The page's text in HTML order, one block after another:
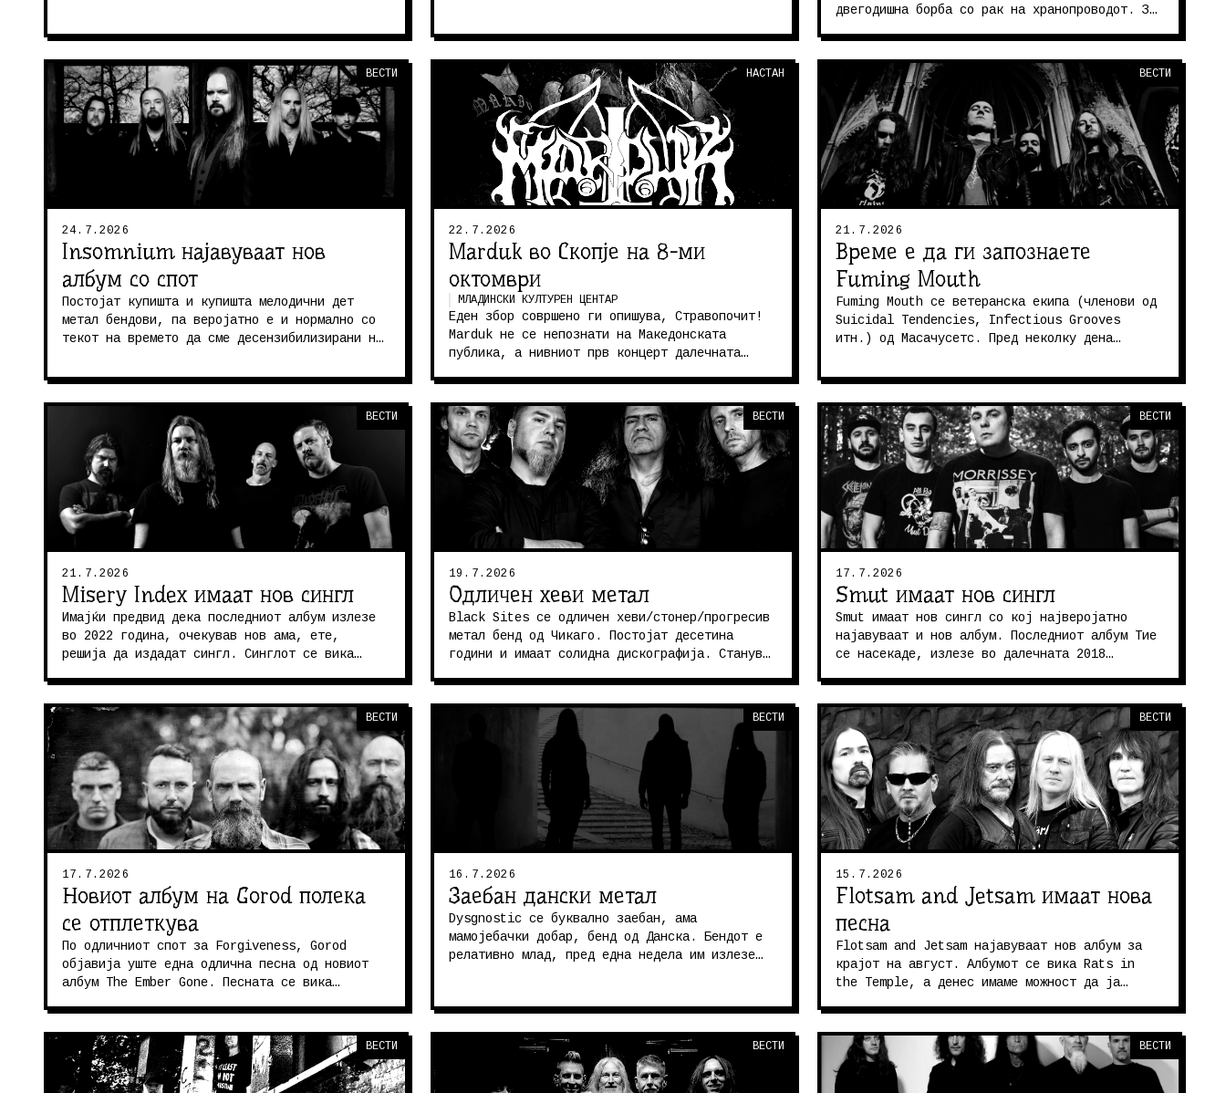
двегодишна борба со рак на хранопроводот. За
ВЕСТИ
24.7.2026
Insomnium најавуваат нов
албум со спот
Постојат купишта и купишта мелодични дет
метал бендови, па веројатно е и нормално со
текот на времето да сме десензибилизирани на
НАСТАН
22.7.2026
Marduk во Скопје на 8-ми
октомври
МЛАДИНСКИ КУЛТУРЕН ЦЕНТАР
Еден збор совршено ги опишува, Стравопочит!
Marduk не се непознати на Македонската
публика, а нивниот прв концерт далечната
ВЕСТИ
21.7.2026
Време е да ги запознаете
Fuming Mouth
Fuming Mouth се ветеранска екипа (членови од
Suicidal Tendencies, Infectious Grooves
итн.) од Масачусетс. Пред неколку дена
ВЕСТИ
21.7.2026
Misery Index имаат нов сингл
Имајќи предвид дека последниот албум излезе
во 2022 година, очекував нов ама, ете,
решија да издадат сингл. Синглот се вика
ВЕСТИ
19.7.2026
Одличен хеви метал
Black Sites се одличен хеви/стонер/прогресив
метал бенд од Чикаго. Постојат десетина
години и имаат солидна дискографија. Станува
ВЕСТИ
17.7.2026
Smut имаат нов сингл
Smut имаат нов сингл со кој најверојатно
најавуваат и нов албум. Последниот албум Тие
се насекаде, излезе во далечната 2018
ВЕСТИ
17.7.2026
Новиот албум на Gorod полека
се отплеткува
По одличниот спот за Forgiveness, Gorod
објавија уште една одлична песна од новиот
албум The Ember Gone. Песната се вика
ВЕСТИ
16.7.2026
Заебан дански метал
Dysgnostic се буквално заебан, ама
мамојебачки добар, бенд од Данска. Бендот е
релативно млад, пред една недела им излезе
ВЕСТИ
15.7.2026
Flotsam and Jetsam имаат нова
песна
Flotsam and Jetsam најавуваат нов албум за
крајот на август. Албумот се вика Rats in
the Temple, а денес имаме можност да ја
ВЕСТИ ВЕСТИ ВЕСТИ